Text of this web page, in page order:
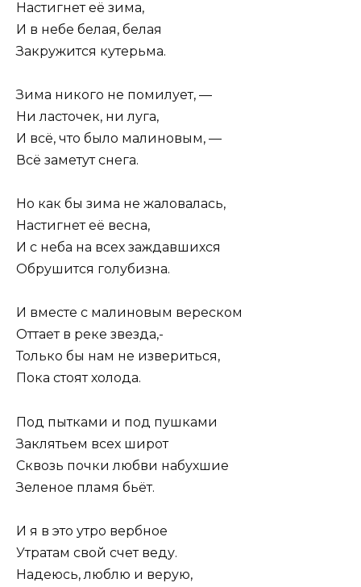
Настигнет её зима,
И в небе белая, белая
Закружится кутерьма.
Зима никого не помилует, —
Ни ласточек, ни луга,
И всё, что было малиновым, —
Всё заметут снега.
Но как бы зима не жаловалась,
Настигнет её весна,
И с неба на всех заждавшихся
Обрушится голубизна.
И вместе с малиновым вереском
Оттает в реке звезда,-
Только бы нам не извериться,
Пока стоят холода.
Под пытками и под пушками
Заклятьем всех широт
Сквозь почки любви набухшие
Зеленое пламя бьёт.
И я в это утро вербное
Утратам свой счет веду.
Надеюсь, люблю и верую,